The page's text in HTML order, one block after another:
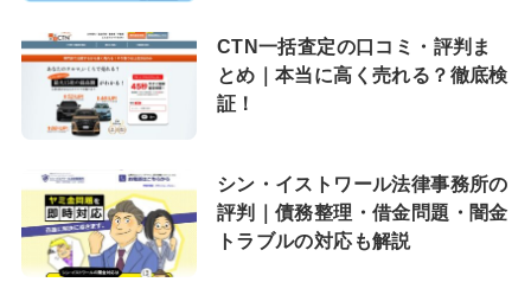
CTN一括査定の口コミ・評判ま
とめ｜本当に高く売れる？徹底検
証！
シン・イストワール法律事務所の
評判｜債務整理・借金問題・闇金
トラブルの対応も解説